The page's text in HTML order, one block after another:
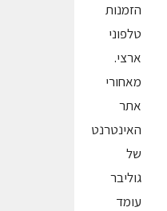
הזמנות
טלפוני
ארצי.
מאחורי
אתר
האינטרנט
של
גוליבר
עומד